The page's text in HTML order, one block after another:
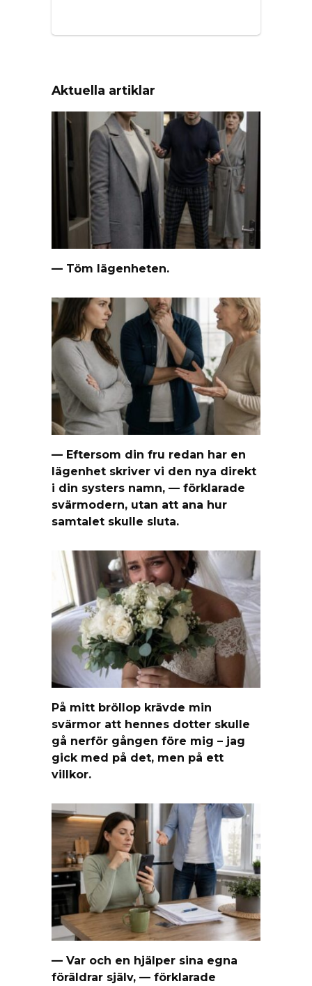
Aktuella artiklar
— Töm lägenheten.
— Eftersom din fru redan har en
lägenhet skriver vi den nya direkt
i din systers namn, — förklarade
svärmodern, utan att ana hur
samtalet skulle sluta.
På mitt bröllop krävde min
svärmor att hennes dotter skulle
gå nerför gången före mig – jag
gick med på det, men på ett
villkor.
— Var och en hjälper sina egna
föräldrar själv, — förklarade